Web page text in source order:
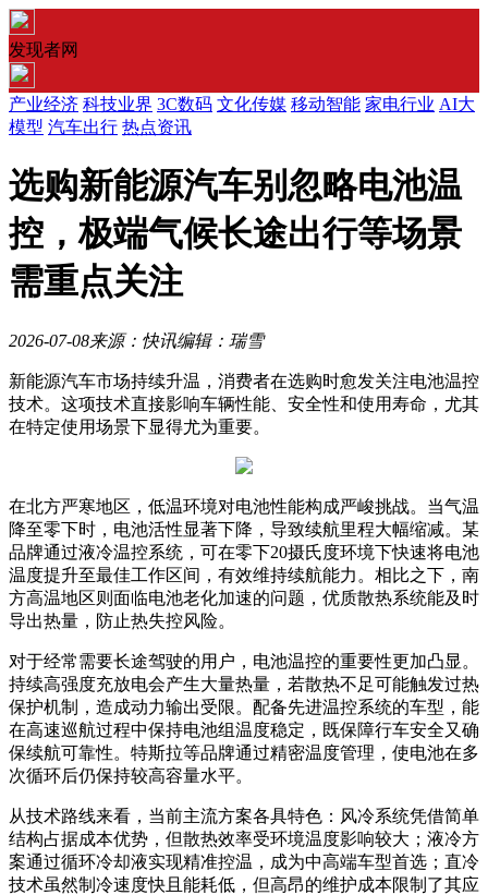
发现者网
产业经济 科技业界 3C数码 文化传媒 移动智能 家电行业 AI大
模型 汽车出行 热点资讯
选购新能源汽车别忽略电池温
控，极端气候长途出行等场景
需重点关注
2026-07-08来源：快讯编辑：瑞雪
新能源汽车市场持续升温，消费者在选购时愈发关注电池温控
技术。这项技术直接影响车辆性能、安全性和使用寿命，尤其
在特定使用场景下显得尤为重要。
在北方严寒地区，低温环境对电池性能构成严峻挑战。当气温
降至零下时，电池活性显著下降，导致续航里程大幅缩减。某
品牌通过液冷温控系统，可在零下20摄氏度环境下快速将电池
温度提升至最佳工作区间，有效维持续航能力。相比之下，南
方高温地区则面临电池老化加速的问题，优质散热系统能及时
导出热量，防止热失控风险。
对于经常需要长途驾驶的用户，电池温控的重要性更加凸显。
持续高强度充放电会产生大量热量，若散热不足可能触发过热
保护机制，造成动力输出受限。配备先进温控系统的车型，能
在高速巡航过程中保持电池组温度稳定，既保障行车安全又确
保续航可靠性。特斯拉等品牌通过精密温度管理，使电池在多
次循环后仍保持较高容量水平。
从技术路线来看，当前主流方案各具特色：风冷系统凭借简单
结构占据成本优势，但散热效率受环境温度影响较大；液冷方
案通过循环冷却液实现精准控温，成为中高端车型首选；直冷
技术虽然制冷速度快且能耗低，但高昂的维护成本限制了其应